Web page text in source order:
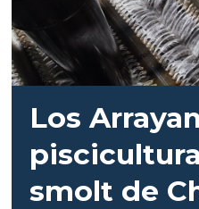
Los
smolt de